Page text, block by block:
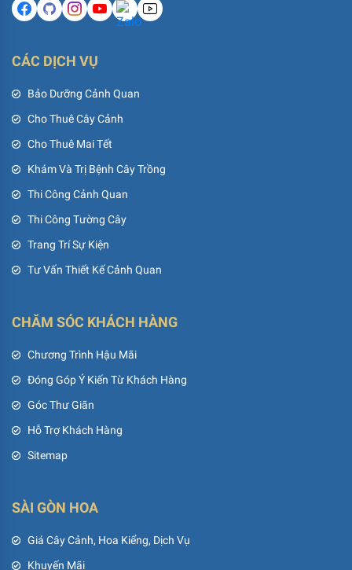
CÁC DỊCH VỤ
Bảo Dưỡng Cảnh Quan
Cho Thuê Cây Cảnh
Cho Thuê Mai Tết
Khám Và Trị Bệnh Cây Trồng
Thi Công Cảnh Quan
Thi Công Tường Cây
Trang Trí Sự Kiện
Tư Vấn Thiết Kế Cảnh Quan
CHĂM SÓC KHÁCH HÀNG
Chương Trình Hậu Mãi
Đóng Góp Ý Kiến Từ Khách Hàng
Góc Thư Giãn
Hỗ Trợ Khách Hàng
Sitemap
SÀI GÒN HOA
Giá Cây Cảnh, Hoa Kiểng, Dịch Vụ
Khuyến Mãi